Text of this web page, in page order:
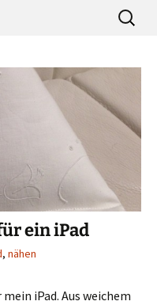
Suche
nach:
ein iPad
, nähen
iPad. Aus weichem